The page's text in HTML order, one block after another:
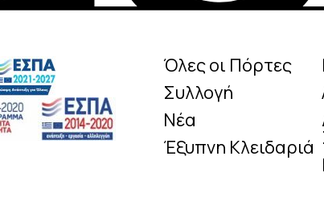
Όλες οι Πόρτες
Συλλογή
Νέα
Έξυπνη Κλειδαριά